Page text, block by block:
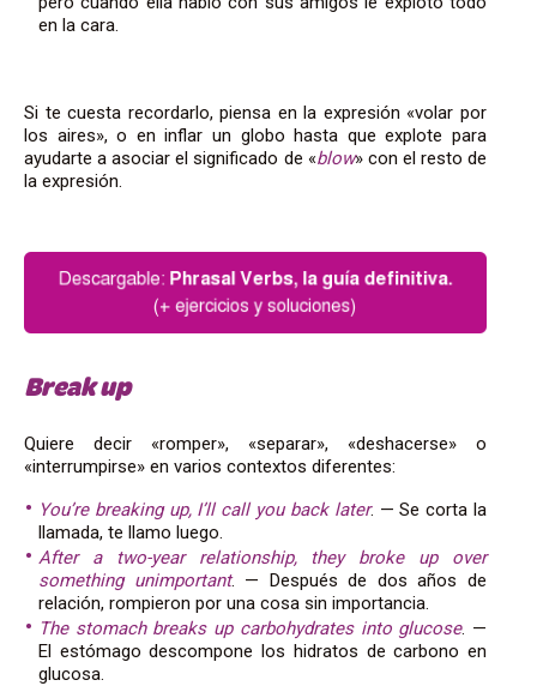
en la cara.
Si te cuesta recordarlo, piensa en la expresión «volar por
los aires», o en inflar un globo hasta que explote para
ayudarte a asociar el significado de «blow» con el resto de
la expresión.
Break up
Quiere decir «romper», «separar», «deshacerse» o
«interrumpirse» en varios contextos diferentes:
You’re breaking up, I’ll call you back later. — Se corta la
llamada, te llamo luego.
After a two-year relationship, they broke up over
something unimportant. — Después de dos años de
relación, rompieron por una cosa sin importancia.
The stomach breaks up carbohydrates into glucose. —
El estómago descompone los hidratos de carbono en
glucosa.